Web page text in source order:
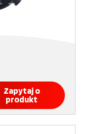
Zapytaj o
produkt